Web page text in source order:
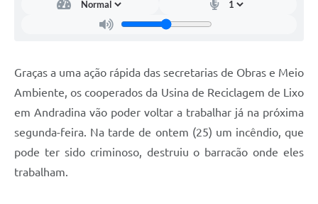
Graças a uma ação rápida das secretarias de Obras e Meio
Ambiente, os cooperados da Usina de Reciclagem de Lixo
em Andradina vão poder voltar a trabalhar já na próxima
segunda-feira. Na tarde de ontem (25) um incêndio, que
pode ter sido criminoso, destruiu o barracão onde eles
trabalham.